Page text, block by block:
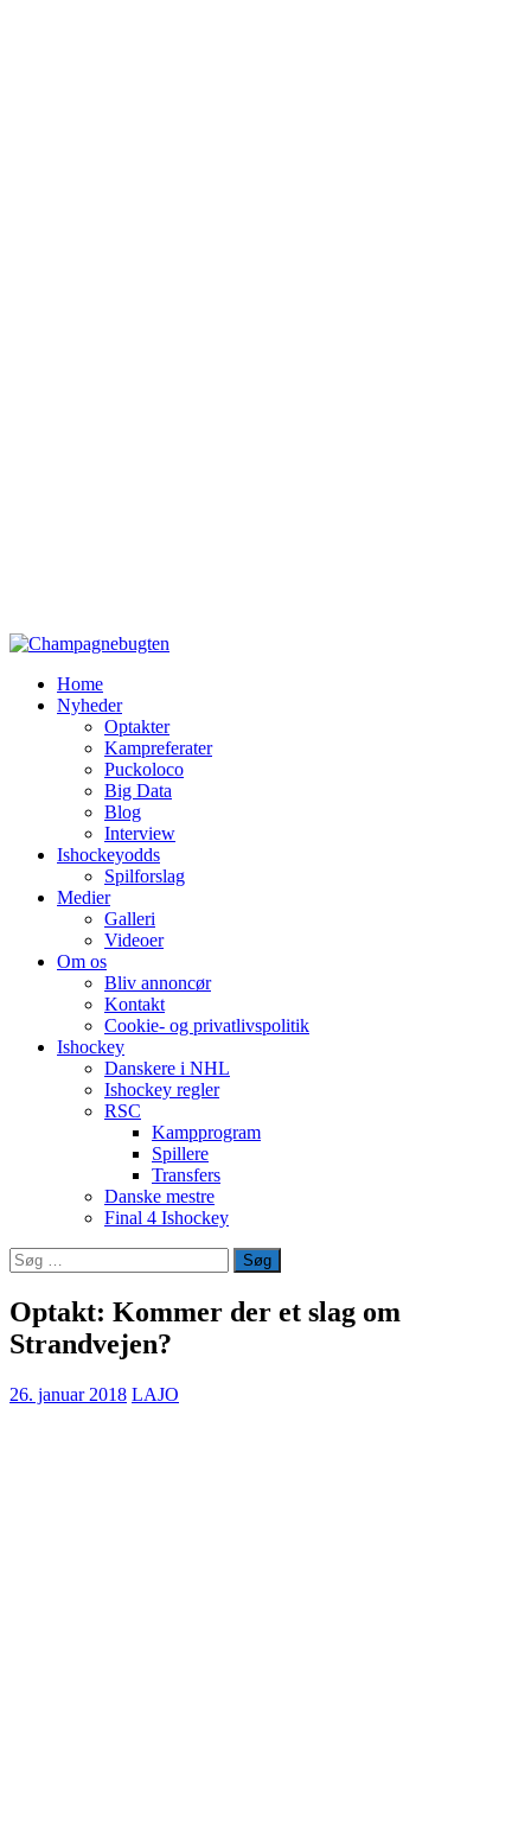
Home
Nyheder
Optakter
Kampreferater
Puckoloco
Big Data
Blog
Interview
Ishockeyodds
Spilforslag
Medier
Galleri
Videoer
Om os
Bliv annoncør
Kontakt
Cookie- og privatlivspolitik
Ishockey
Danskere i NHL
Ishockey regler
RSC
Kampprogram
Spillere
Transfers
Danske mestre
Final 4 Ishockey
Søg
efter:
Optakt: Kommer der et slag om
Strandvejen?
26. januar 2018 LAJO